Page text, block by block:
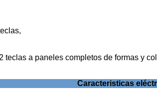
a paneles completos de formas y
Caracteristicas